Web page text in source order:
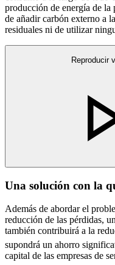
producción de energía de la
de añadir carbón externo a
residuales ni de utilizar
Reproducir
Una solución con la
Además de abordar el
reducción de las pérdidas,
también contribuirá a la
supondrá un ahorro
capital de las empresas de